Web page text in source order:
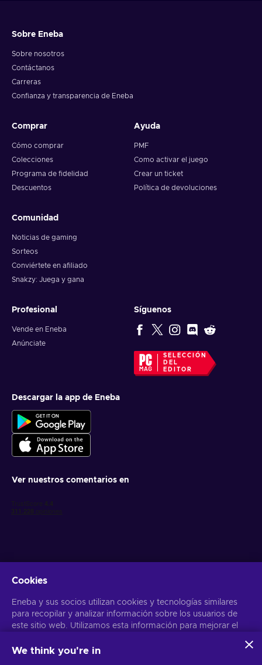
Sobre Eneba
Sobre nosotros
Contáctanos
Carreras
Confianza y transparencia de Eneba
Comprar
Cómo comprar
Colecciones
Programa de fidelidad
Descuentos
Ayuda
PMF
Como activar el juego
Crear un ticket
Política de devoluciones
Comunidad
Noticias de gaming
Sorteos
Conviértete en afiliado
Snakzy: Juega y gana
Profesional
Vende en Eneba
Anúnciate
Síguenos
SELECCIÓN
DEL
EDITOR
Descargar la app de Eneba
Ver nuestros comentarios en
Obtén ofertas personalizadas de videojuegos
Suscribirse
Puedes darte de baja en cualquier momento. Visita el apartadoAviso
Cookies
Eneba y sus socios utilizan cookies y tecnologías similares
para recopilar y analizar información sobre los usuarios de
este sitio web. Utilizamos esta información para mejorar el
personales también pueden emplearse para personalizar los
We think you're in